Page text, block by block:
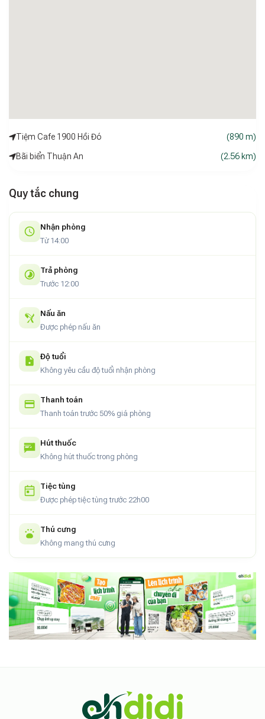
Tiệm Cafe 1900 Hồi Đó (890 m)
Bãi biển Thuận An (2.56 km)
Quy tắc chung
Nhận phòng
Từ 14:00
Trả phòng
Trước 12:00
Nấu ăn
Được phép nấu ăn
Độ tuổi
Không yêu cầu độ tuổi nhận phòng
Thanh toán
Thanh toán trước 50% giá phòng
Hút thuốc
Không hút thuốc trong phòng
Tiệc tùng
Được phép tiệc tùng trước 22h00
Thú cưng
Không mang thú cưng